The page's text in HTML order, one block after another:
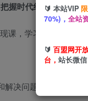
握时代红利
决问题的一种思维方
🔰 本站VIP
70%)， 全站
🔰 百盟网开
台， 站长微